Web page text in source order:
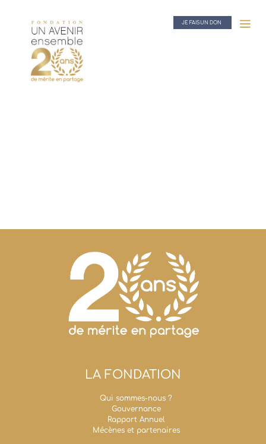
JE FAIS UN DON
LA FONDATION
Qui sommes-nous ?
Gouvernance
Rapport Annuel
Mécènes et partenaires